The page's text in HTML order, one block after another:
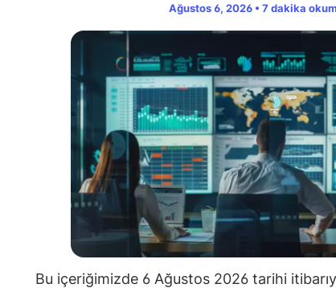
Ağustos 6, 2026 • 7 dakika
Bu içeriğimizde 6 Ağustos 2026 tarihi